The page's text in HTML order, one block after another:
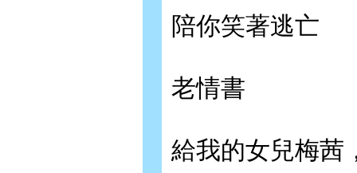
陪你笑著逃亡
老情書
給我的女兒梅茜